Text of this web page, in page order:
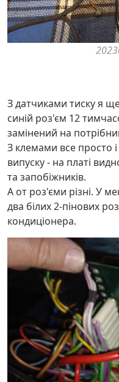
З датчиками тиску я
синій роз'єм 12
замінений на
З клемами все просто
випуску - на платі
та запобіжників.
А от роз'єми різні. У
два білих 2-пінових
кондиціонера.